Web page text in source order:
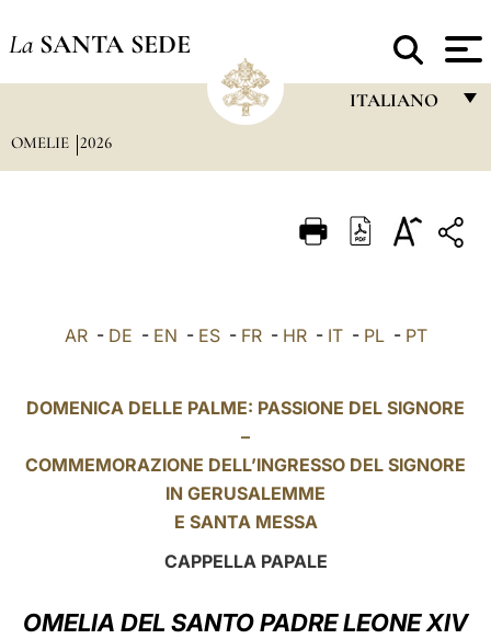
La SANTA SEDE
ITALIANO
ITALIANO
POLSKI
OMELIE 2026
AR- DE - EN - ES- FR- HR- IT- PL- PT
DOMENICA DELLE PALME: PASSIONE DEL SIGNORE
–
COMMEMORAZIONE DELL’INGRESSO DEL SIGNORE
IN GERUSALEMME
E SANTA MESSA
CAPPELLA PAPALE
OMELIA DEL SANTO PADRE LEONE XIV